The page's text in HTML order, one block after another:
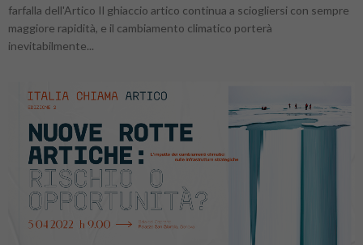
farfalla dell'Artico Il ghiaccio artico continua a sciogliersi con sempre
maggiore rapidità, e il cambiamento climatico porterà
inevitabilmente...